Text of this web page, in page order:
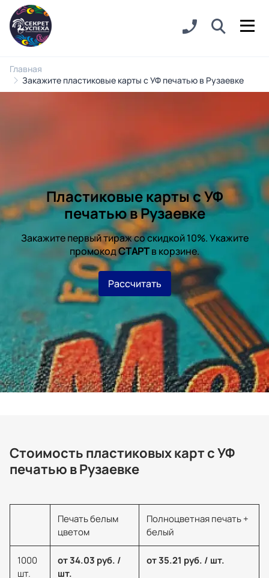
Главная
Закажите пластиковые карты с УФ печатью в Рузаевке
Пластиковые карты с УФ
печатью в Рузаевке
Закажите первый тираж со скидкой 10%. Укажите
промокодСТАРТв корзине.
Рассчитать
Стоимость пластиковых карт с УФ
печатью в Рузаевке
Печать белым
цветом
Полноцветная печать +
белый
1000
шт.
от 34.03 руб. /
шт.
от 35.21 руб. / шт.